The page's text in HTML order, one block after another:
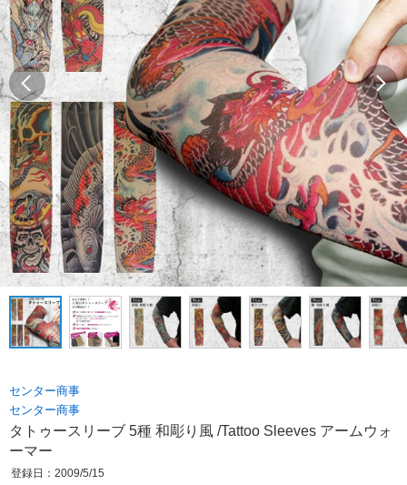
センター商事
センター商事
タトゥースリーブ 5種 和彫り風 /Tattoo Sleeves アームウォ
ーマー
登録日：2009/5/15